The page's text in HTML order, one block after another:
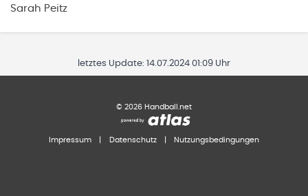
Sarah Peitz
letztes Update: 14.07.2024 01:09 Uhr
© 2026 Handball.net
Impressum Datenschutz Nutzungsbedingungen